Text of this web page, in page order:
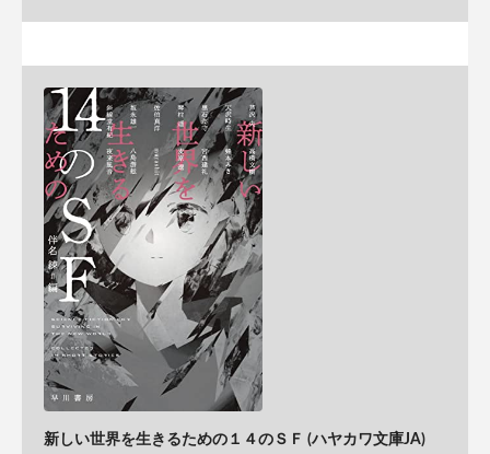
新しい世界を生きるための１４のＳＦ (ハヤカワ文庫JA)